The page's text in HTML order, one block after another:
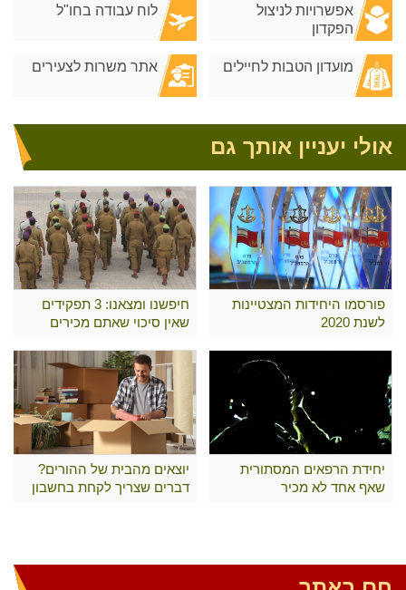
אפשרויות לניצול
הפקדון
לוח עבודה בחו"ל
מועדון הטבות לחיילים אתר משרות לצעירים
אולי יעניין אותך גם
פורסמו היחידות המצטיינות
לשנת 2020
חיפשנו ומצאנו: 3 תפקידים
שאין סיכוי שאתם מכירים
יחידת הרפאים המסתורית
שאף אחד לא מכיר
יוצאים מהבית של ההורים?
דברים שצריך לקחת בחשבון